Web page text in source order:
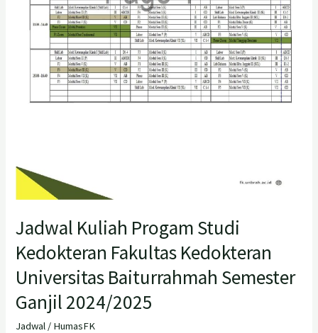
Jadwal Kuliah Progam Studi
Kedokteran Fakultas Kedokteran
Universitas Baiturrahmah Semester
Ganjil 2024/2025
Jadwal / HumasFK
Semester
Ganjil
2024/2025